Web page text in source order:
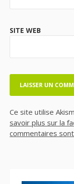
SITE WEB
Ce site utilise
savoir plus sur la
commentaires